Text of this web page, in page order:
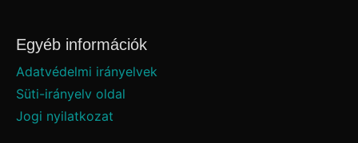
Egyéb információk
Adatvédelmi irányelvek
Süti-irányelv oldal
Jogi nyilatkozat